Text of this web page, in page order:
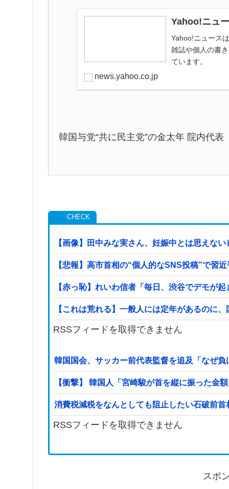
Yahoo!ニュ
Yahoo!ニュース
雑誌や個人の書
ています。
news.yahoo.co.jp
韓国与党“共に民主党”の金太年 院内代
【画像】田中みな実さん、妊娠中とは思えな
【悲報】高市首相の“個人的なSNS投稿”で習
【赤っ恥】れいわ信者「毎日、渋谷でデモが
【これは荒れる】一般人には定年があるのに
RSSフィードを取得できません
韓国国会、サッカー前代表監督を追及「なぜ負
【衝撃】 韓国人「宮崎駿が首を縦に振った金
消費税減税をなんとしても阻止したい石破前
RSSフィードを取得できません
スポ